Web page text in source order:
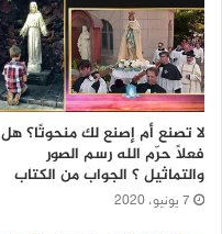
لا تصنع أم إصنع لك منحوتًا؟ هل
فعلًا حرّم الله رسم الصور
والتماثيل ؟ الجواب من الكتاب
7 يونيو، 2020